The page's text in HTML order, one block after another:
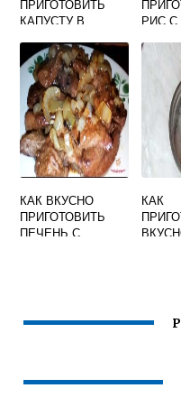
ПРИГОТОВИТЬ
КАПУСТУ В
БЕЛОКОЧАННУЮ
РИС
КАК ВКУСНО
ПРИГОТОВИТЬ
ПЕЧЕНЬ С
КАК